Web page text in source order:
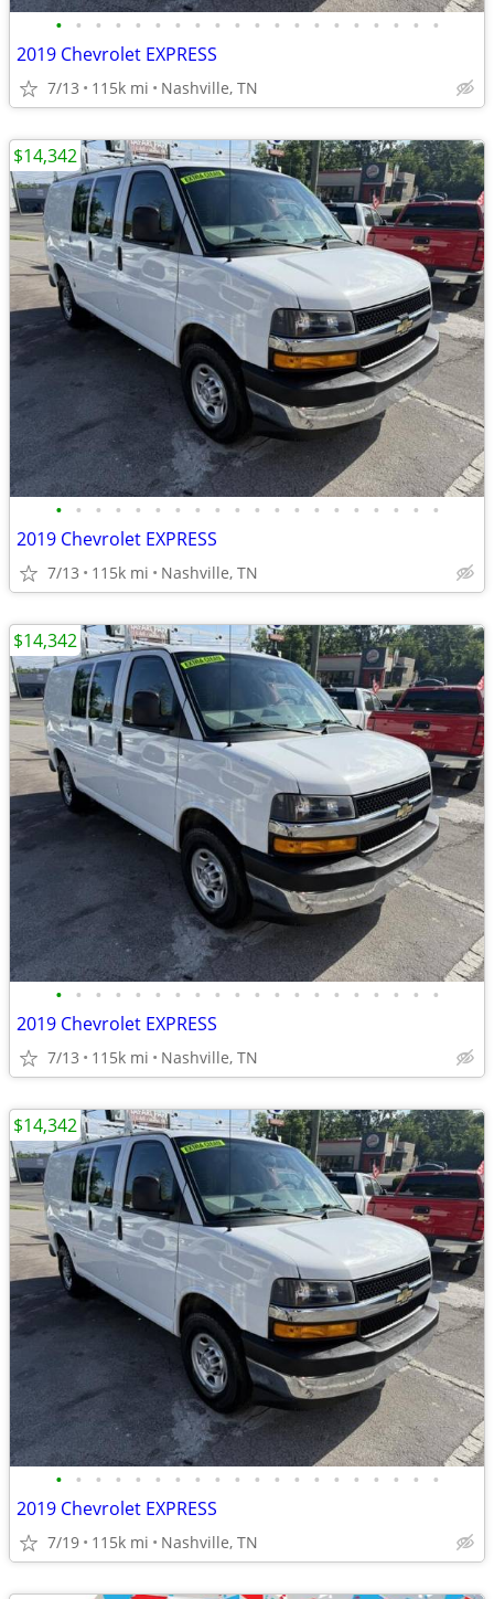
• • • • • • • • • • • • • • • • • • • •
2019 Chevrolet EXPRESS
7/13 115k mi Nashville, TN
• • • • • • • • • • • • • • • • • • • •
2019 Chevrolet EXPRESS
7/13 115k mi Nashville, TN
$14,342
• • • • • • • • • • • • • • • • • • • •
2019 Chevrolet EXPRESS
7/13 115k mi Nashville, TN
$14,342
• • • • • • • • • • • • • • • • • • • •
2019 Chevrolet EXPRESS
7/19 115k mi Nashville, TN
$14,342